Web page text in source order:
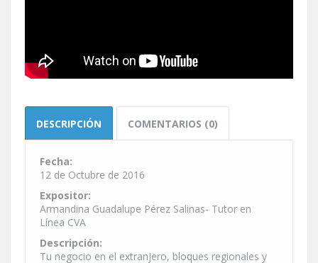
DESCRIPCIÓN COMENTARIOS (0)
Fecha:
12 de Octubre de 2016
Expositor:
Armandina Guadalupe Pérez Salinas- Tutor en
Línea CVA
Descripción:
Tu negocio en el extranjero, bloques regionales y